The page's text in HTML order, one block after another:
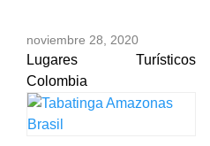
noviembre 28, 2020
Lugares Turísticos
Colombia